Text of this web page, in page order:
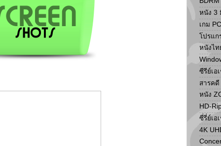
หนัง 3
เกม PC
โปรแก
หนังไท
ซีรีย์เอ
สารคดี
หนัง
HD-
ซี่รี่ย์เอ
4K